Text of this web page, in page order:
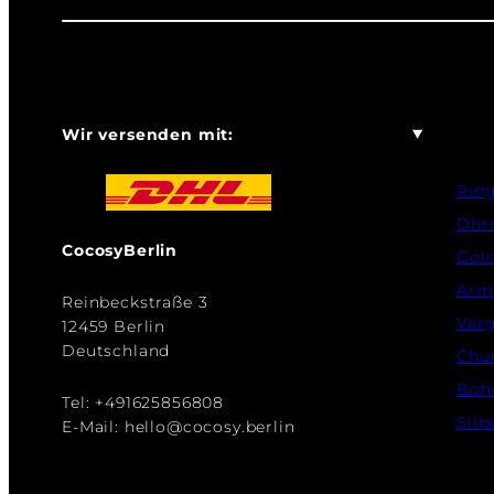
Wir versenden mit:
CocosyBerlin
Reinbeckstraße 3
12459 Berlin
Deutschland
Tel: +491625856808
E-Mail: hello@cocosy.berlin